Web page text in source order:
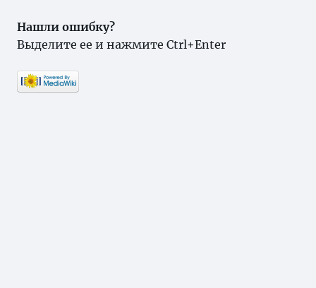
Нашли ошибку?
Выделите ее и нажмите Ctrl+Enter